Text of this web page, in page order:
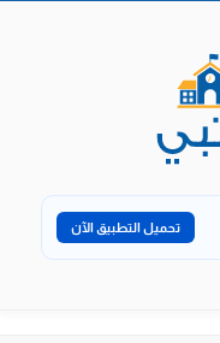
تحميل التطبيق الآن